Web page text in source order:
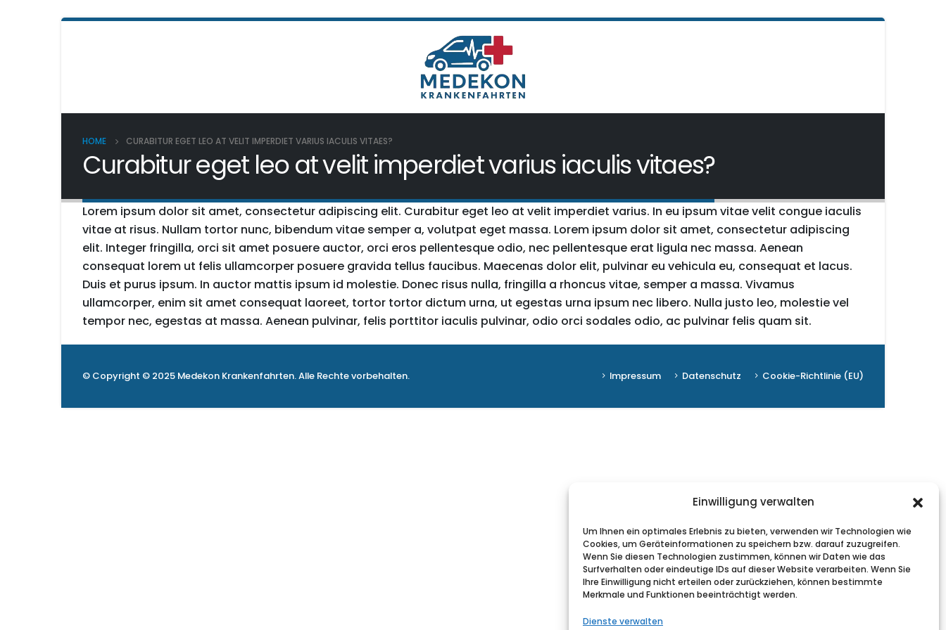
Einwilligung verwalten
Um Ihnen ein optimales Erlebnis zu bieten, verwenden wir Technologien wie
Cookies, um Geräteinformationen zu speichern bzw. darauf zuzugreifen.
Wenn Sie diesen Technologien zustimmen, können wir Daten wie das
Surfverhalten oder eindeutige IDs auf dieser Website verarbeiten. Wenn Sie
Ihre Einwilligung nicht erteilen oder zurückziehen, können bestimmte
Merkmale und Funktionen beeinträchtigt werden.
Dienste verwalten
HOME CURABITUR EGET LEO AT VELIT IMPERDIET VARIUS IACULIS VITAES?
Curabitur eget leo at velit imperdiet varius iaculis vitaes?
Lorem ipsum dolor sit amet, consectetur adipiscing elit. Curabitur eget leo at velit imperdiet varius. In eu ipsum vitae velit congue iaculis
vitae at risus. Nullam tortor nunc, bibendum vitae semper a, volutpat eget massa. Lorem ipsum dolor sit amet, consectetur adipiscing
elit. Integer fringilla, orci sit amet posuere auctor, orci eros pellentesque odio, nec pellentesque erat ligula nec massa. Aenean
consequat lorem ut felis ullamcorper posuere gravida tellus faucibus. Maecenas dolor elit, pulvinar eu vehicula eu, consequat et lacus.
Duis et purus ipsum. In auctor mattis ipsum id molestie. Donec risus nulla, fringilla a rhoncus vitae, semper a massa. Vivamus
ullamcorper, enim sit amet consequat laoreet, tortor tortor dictum urna, ut egestas urna ipsum nec libero. Nulla justo leo, molestie vel
tempor nec, egestas at massa. Aenean pulvinar, felis porttitor iaculis pulvinar, odio orci sodales odio, ac pulvinar felis quam sit.
© Copyright © 2025 Medekon Krankenfahrten. Alle Rechte vorbehalten. Impressum Datenschutz Cookie-Richtlinie (EU)